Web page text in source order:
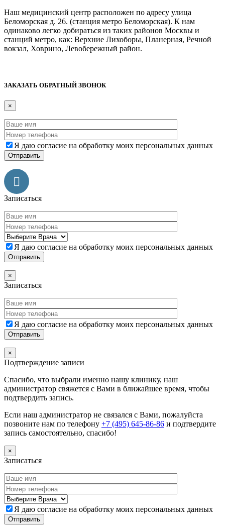
Наш медицинский центр расположен по адресу улица
Беломорская д. 26. (станция метро Беломорская). К нам
одинаково легко добираться из таких районов Москвы и
станций метро, как: Верхние Лихоборы, Планерная, Речной
вокзал, Ховрино, Левобережный район.
ЗАКАЗАТЬ ОБРАТНЫЙ ЗВОНОК
×
Я даю согласие на обработку моих персональных данных
Записаться
Я даю согласие на обработку моих персональных данных
×
Записаться
Я даю согласие на обработку моих персональных данных
×
Подтверждение записи
Спасибо, что выбрали именно нашу клинику, наш
администратор свяжется с Вами в ближайшее время, чтобы
подтвердить запись.
Если наш администратор не связался с Вами, пожалуйста
позвоните нам по телефону +7 (495) 645-86-86 и подтвердите
запись самостоятельно, спасибо!
×
Записаться
Я даю согласие на обработку моих персональных данных